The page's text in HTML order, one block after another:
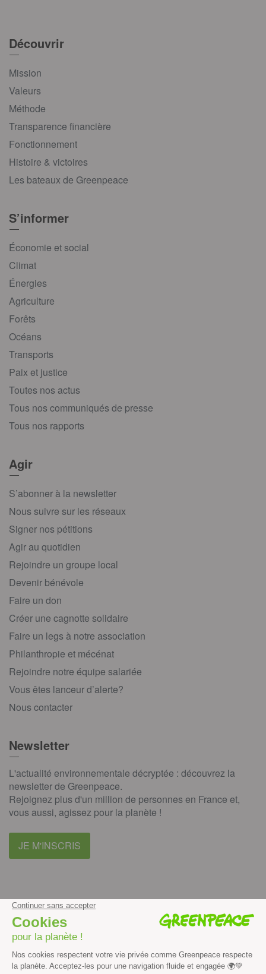
Découvrir
Mission
Valeurs
Méthode
Transparence financière
Fonctionnement
Histoire & victoires
Les bateaux de Greenpeace
S’informer
Économie et social
Climat
Énergies
Agriculture
Forêts
Océans
Transports
Paix et justice
Toutes nos actus
Tous nos communiqués de presse
Tous nos rapports
Agir
S’abonner à la newsletter
Nous suivre sur les réseaux
Signer nos pétitions
Agir au quotidien
Rejoindre un groupe local
Devenir bénévole
Faire un don
Créer une cagnotte solidaire
Faire un legs à notre association
Philanthropie et mécénat
Rejoindre notre équipe salariée
Vous êtes lanceur d’alerte?
Nous contacter
Newsletter
L'actualité environnementale décryptée : découvrez la
newsletter de Greenpeace.
Rejoignez plus d'un million de personnes en France et,
vous aussi, agissez pour la planète !
JE M'INSCRIS
instagramyoutube
Contenus et propriété intellectuelle